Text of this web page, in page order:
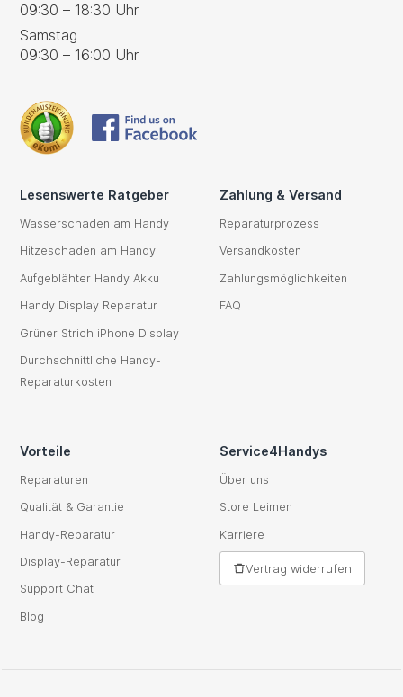
09:30 – 18:30 Uhr
Samstag
09:30 – 16:00 Uhr
Lesenswerte Ratgeber
Wasserschaden am Handy
Hitzeschaden am Handy
Aufgeblähter Handy Akku
Handy Display Reparatur
Grüner Strich iPhone Display
Durchschnittliche Handy-
Reparaturkosten
Zahlung & Versand
Reparaturprozess
Versandkosten
Zahlungsmöglichkeiten
FAQ
Vorteile
Reparaturen
Qualität & Garantie
Handy-Reparatur
Display-Reparatur
Support Chat
Blog
Service4Handys
Über uns
Store Leimen
Karriere
Vertrag widerrufen